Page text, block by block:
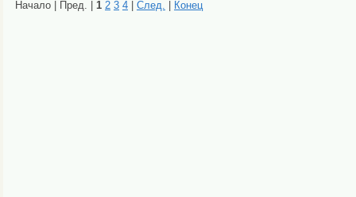
Начало | Пред. | 1 2 3 4 След. Конец